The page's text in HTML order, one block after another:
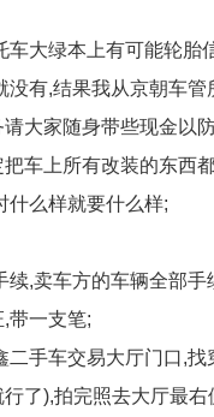
车大绿本上有可能轮胎
没有,结果我从京朝车
大家随身带些现金以防
车上所有改装的东西
什么样就要什么样;
续,卖车方的车辆全部
带一支笔;
二手车交易大厅门口,
了),拍完照去大厅最